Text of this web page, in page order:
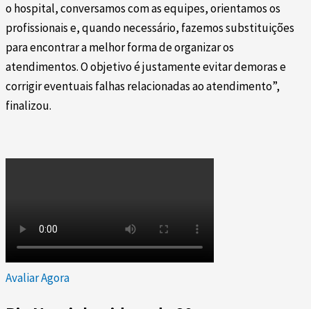
o hospital, conversamos com as equipes, orientamos os
profissionais e, quando necessário, fazemos substituições
para encontrar a melhor forma de organizar os
atendimentos. O objetivo é justamente evitar demoras e
corrigir eventuais falhas relacionadas ao atendimento”,
finalizou.
Avaliar Agora